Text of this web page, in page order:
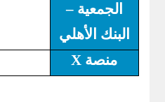
الجمعية –
البنك الأهلي
منصة X